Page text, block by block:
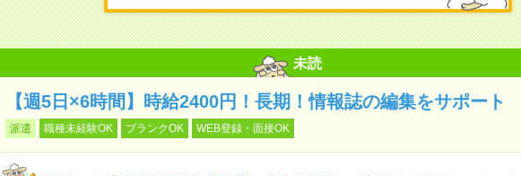
未読
【週5日×6時間】時給2400円！長期！情報誌の編集をサポート
派遣 職種未経験OK ブランクOK WEB登録・面接OK